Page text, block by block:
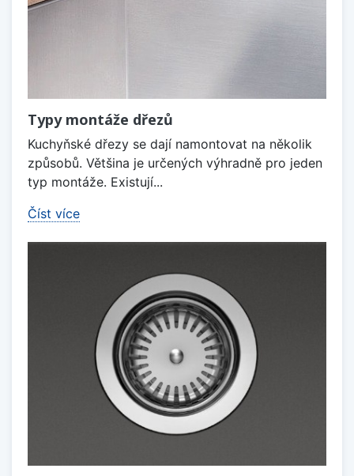
Typy montáže dřezů
Kuchyňské dřezy se dají namontovat na několik
způsobů. Většina je určených výhradně pro jeden
typ montáže. Existují...
Číst více